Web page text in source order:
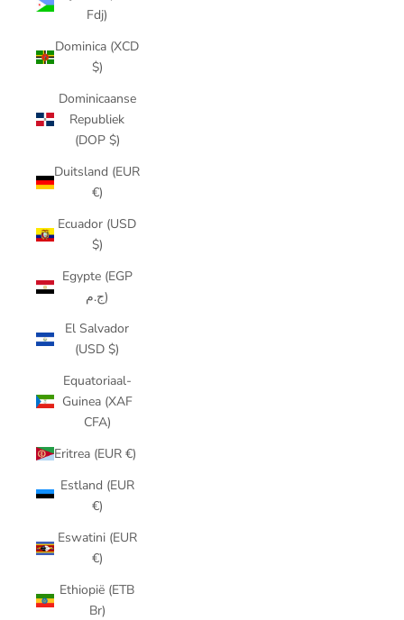
Fdj)
Dominica (XCD
$)
Dominicaanse
Republiek
(DOP $)
Duitsland (EUR
€)
Ecuador (USD
$)
Egypte (EGP
ج.م)
El Salvador
(USD $)
Equatoriaal-
Guinea (XAF
CFA)
Eritrea (EUR €)
Estland (EUR
€)
Eswatini (EUR
€)
Ethiopië (ETB
Br)